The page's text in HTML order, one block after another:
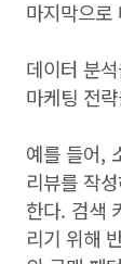
마지막으로
데이터 분
마케팅 전
예를 들어,
리뷰를 작
한다. 검색
리기 위해